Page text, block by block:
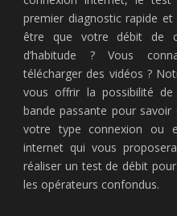
premier diagnostic rapide
être que votre débit de
d’habitude ? Vous
télécharger des vidéos ?
vous offrir la possibilité
bande passante pour
votre type connexion ou
internet qui vous
réaliser un test de débit
les opérateurs confondus.